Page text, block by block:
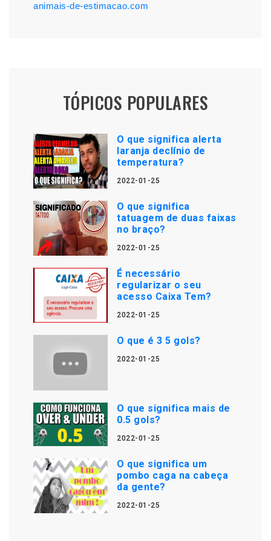
animais-de-estimacao.com
TÓPICOS POPULARES
O que significa alerta
laranja declínio de
temperatura?
2022-01-25
O que significa
tatuagem de duas faixas
no braço?
2022-01-25
É necessário
regularizar o seu
acesso Caixa Tem?
2022-01-25
O que é 3 5 gols?
2022-01-25
O que significa mais de
0.5 gols?
2022-01-25
O que significa um
pombo caga na cabeça
da gente?
2022-01-25